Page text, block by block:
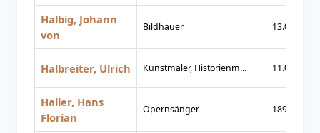
Halbig, Johann
von
Bildhauer 13.07.1814
Halbreiter, Ulrich Kunstmaler, Historienm... 11.07.1812
Haller, Hans
Florian
Opernsänger 1894